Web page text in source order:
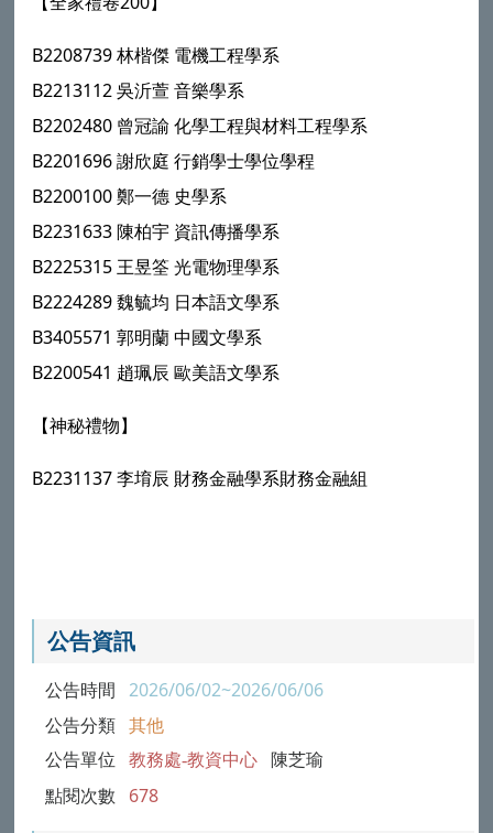
B2208739 林楷傑 電機工程學系
B2213112 吳沂萱 音樂學系
B2202480 曾冠諭 化學工程與材料工程學系
B2201696 謝欣庭 行銷學士學位學程
B2200100 鄭一德 史學系
B2231633 陳柏宇 資訊傳播學系
B2225315 王昱筌 光電物理學系
B2224289 魏毓均 日本語文學系
B3405571 郭明蘭 中國文學系
B2200541 趙珮辰 歐美語文學系
【神秘禮物】
B2231137 李堉辰 財務金融學系財務金融組
公告資訊
公告時間 2026/06/02~2026/06/06
公告分類 其他
公告單位 教務處-教資中心 陳芝瑜
點閱次數 678